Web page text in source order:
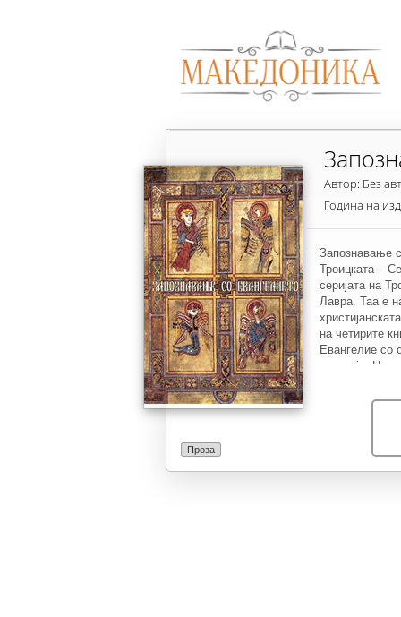
Проза
Автор: Без
Година на
Запознавање
Троицката –
серијата на
Лавра. Таа е
на четирите
Евангелие со
историја. На
за духовно